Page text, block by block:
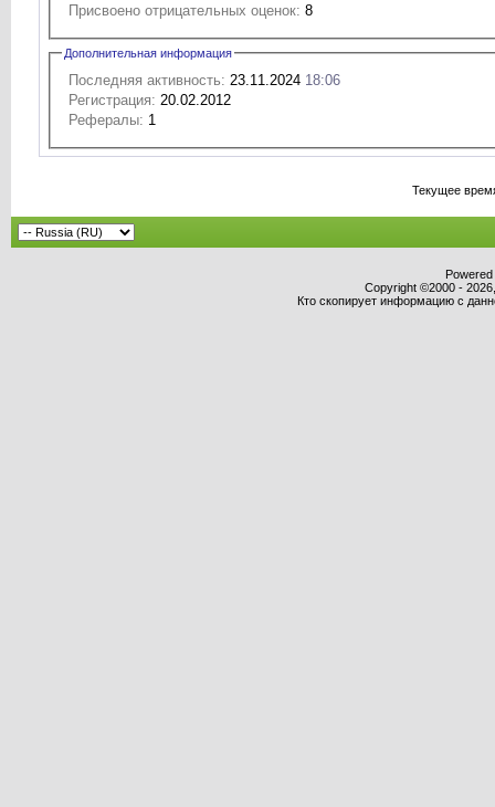
Присвоено отрицательных оценок: 8
Дополнительная информация
Последняя активность: 23.11.2024 18:06
Регистрация: 20.02.2012
Рефералы: 1
Текущее
Copyright ©2000 -
Кто скопирует информацию с